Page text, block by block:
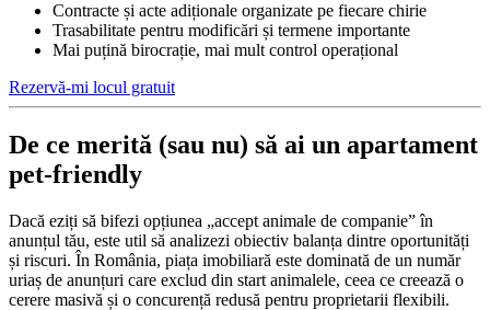
Contracte și acte adiționale organizate pe fiecare chirie
Trasabilitate pentru modificări și termene importante
Mai puțină birocrație, mai mult control operațional
Rezervă-mi locul gratuit
De ce merită (sau nu) să ai un apartament
pet-friendly
Dacă eziți să bifezi opțiunea „accept animale de companie” în
anunțul tău, este util să analizezi obiectiv balanța dintre oportunități
și riscuri. În România, piața imobiliară este dominată de un număr
uriaș de anunțuri care exclud din start animalele, ceea ce creează o
cerere masivă și o concurență redusă pentru proprietarii flexibili.